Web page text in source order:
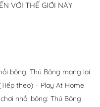
VỚI THẾ GIỚI NÀY
bông: Thú Bông mang lại
theo) – Play At Home
nhồi bông: Thú Bông